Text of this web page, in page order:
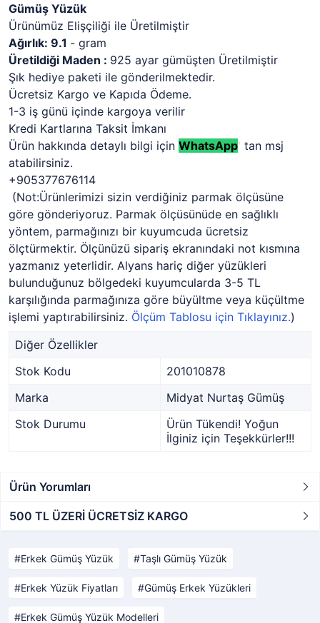
Gümüş Yüzük
Ürünümüz Elişçiliği ile Üretilmiştir
Ağırlık: 9.1 - gram
Üretildiği Maden : 925 ayar gümüşten Üretilmiştir
Şık hediye paketi ile gönderilmektedir.
Ücretsiz Kargo ve Kapıda Ödeme.
1-3 iş günü içinde kargoya verilir
Kredi Kartlarına Taksit İmkanı
Ürün hakkında detaylı bilgi için WhatsApp' tan msj
atabilirsiniz.
+905377676114
(Not:Ürünlerimizi sizin verdiğiniz parmak ölçüsüne
göre gönderiyoruz. Parmak ölçüsünüde en sağlıklı
yöntem, parmağınızı bir kuyumcuda ücretsiz
ölçtürmektir. Ölçünüzü sipariş ekranındaki not kısmına
yazmanız yeterlidir. Alyans hariç diğer yüzükleri
bulunduğunuz bölgedeki kuyumcularda 3-5 TL
karşılığında parmağınıza göre büyültme veya küçültme
işlemi yaptırabilirsiniz. Ölçüm Tablosu için Tıklayınız.)
Diğer Özellikler
Stok Kodu
201010878
Marka
Midyat Nurtaş Gümüş
Stok Durumu
Ürün Tükendi! Yoğun
İlginiz için Teşekkürler!!!
Ürün Yorumları
500 TL ÜZERİ ÜCRETSİZ KARGO
Erkek Gümüş Yüzük Taşlı Gümüş Yüzük
Erkek Yüzük Fiyatları Gümüş Erkek Yüzükleri
Erkek Gümüş Yüzük Modelleri